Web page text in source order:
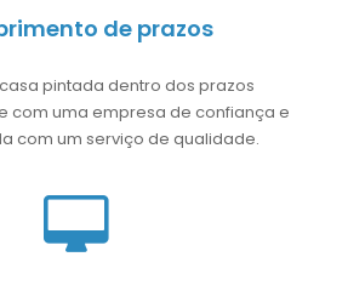
de prazos
pintada dentro dos prazos
com uma empresa de confiança e
com um serviço de qualidade.